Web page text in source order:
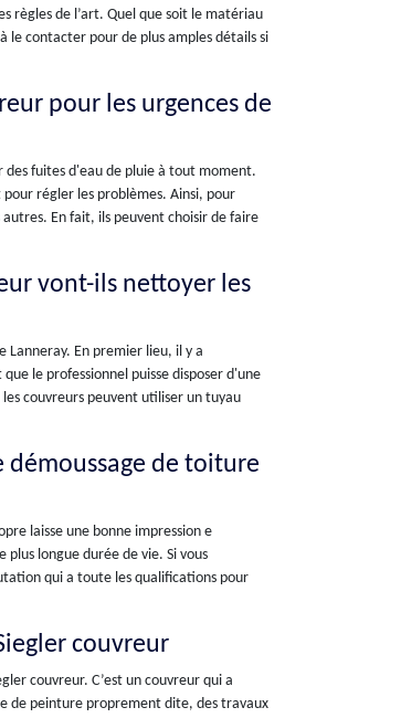
règles de l’art. Quel que soit le matériau
le contacter pour de plus amples détails si
pour les urgences de
fuites d'eau de pluie à tout moment.
régler les problèmes. Ainsi, pour
En fait, ils peuvent choisir de faire
vont-ils nettoyer les
Lanneray. En premier lieu, il y a
le professionnel puisse disposer d'une
couvreurs peuvent utiliser un tuyau
démoussage de toiture
laisse une bonne impression e
longue durée de vie. Si vous
qui a toute les qualifications pour
couvreur
couvreur. C’est un couvreur qui a
de peinture proprement dite, des travaux